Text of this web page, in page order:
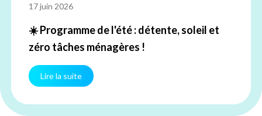
17 juin 2026
☀️ Programme de l'été : détente, soleil et
zéro tâches ménagères !
Lire la suite